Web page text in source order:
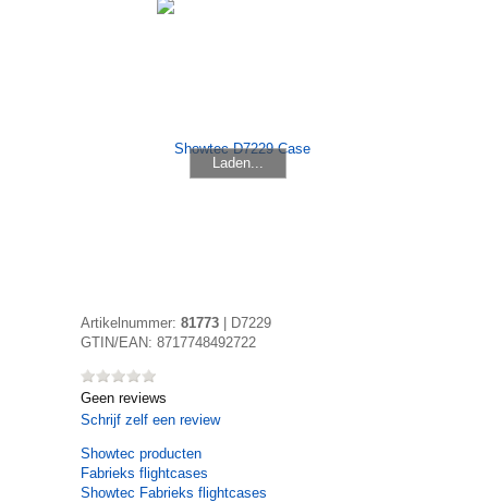
Laden...
Artikelnummer: 81773
D7229
GTIN/EAN: 8717748492722
Geen reviews
Schrijf zelf een review
Showtec producten
Fabrieks flightcases
Showtec Fabrieks flightcases